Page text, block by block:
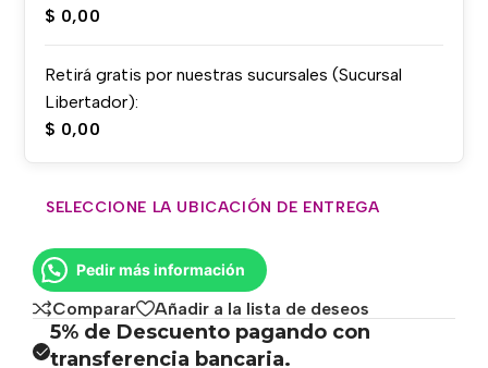
$ 0,00
Retirá gratis por nuestras sucursales (Sucursal
Libertador):
$ 0,00
SELECCIONE LA UBICACIÓN DE ENTREGA
Pedir más información
Comparar Añadir a la lista de deseos
5% de Descuento pagando con
transferencia bancaria.